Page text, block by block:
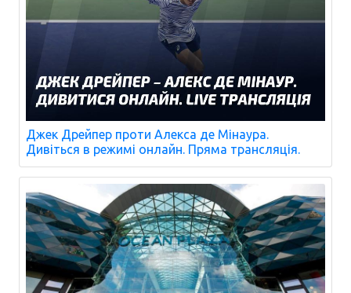
Джек Дрейпер проти Алекса де Мінаура.
Дивіться в режимі онлайн. Пряма трансляція.